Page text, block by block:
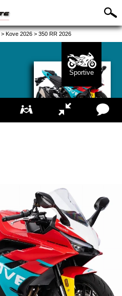
> Kove 2026 > 350 RR 2026
Sportive